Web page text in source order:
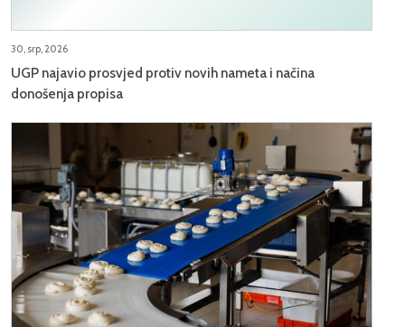
30, srp, 2026
UGP najavio prosvjed protiv novih nameta i načina
donošenja propisa